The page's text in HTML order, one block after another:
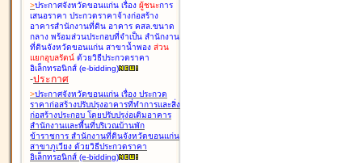
>ประกาศจังหวัดขอนแก่น เรื่อง ผู้ชนะการ
เสนอราคา ประกวดราคาจ้างก่อสร้าง
อาคารสำนักงานที่ดิน อาคาร คสล.ขนาด
กลาง พร้อมส่วนประกอบที่จำเป็น สำนักงาน
ที่ดินจังหวัดขอนแก่น สาขาน้ำพอง ส่วน
แยกอุบลรัตน์ ด้วยวิธีประกวดราคา
อิเล็กทรอนิกส์ (e-bidding)
-ประกาศ
>ประกาศจังหวัดขอนแก่น เรื่อง ประกวด
ราคาก่อสร้างปรับปรุงอาคารที่ทำการและสิ่ง
ก่อสร้างประกอบ โดยปรับปรุง่อเติมอาคาร
สำนักงานและพื้นที่บริเวณบ้านพัก
ข้าราชการ สำนักงานที่ดินจังหวัดขอนแก่น
สาขาภูเวียง ด้วยวิธีประกวดราคา
อิเล็กทรอนิกส์ (e-bidding)